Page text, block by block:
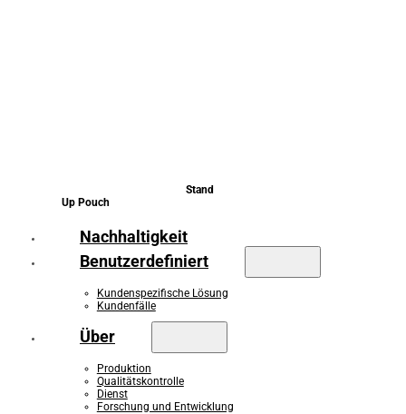
Stand
Up Pouch
Nachhaltigkeit
Benutzerdefiniert
Kundenspezifische Lösung
Kundenfälle
Über
Produktion
Qualitätskontrolle
Dienst
Forschung und Entwicklung